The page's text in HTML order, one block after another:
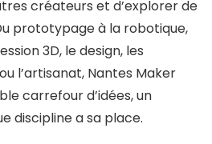
créateurs et d’explorer de
prototypage à la robotique,
3D, le design, les
l’artisanat, Nantes Maker
carrefour d’idées, un
discipline a sa place.